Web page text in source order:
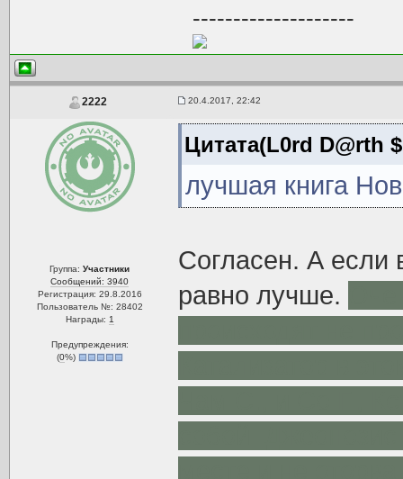
--------------------
2222 20.4.2017, 22:42
Группа:Участники
Сообщений: 3940
Регистрация: 29.8.2016
Пользователь №: 28402
Награды: 1
Предупреждения:
(0%)
Цитата(L0rd D@rth
лучшая книга
Согласен. А если
равно лучше.